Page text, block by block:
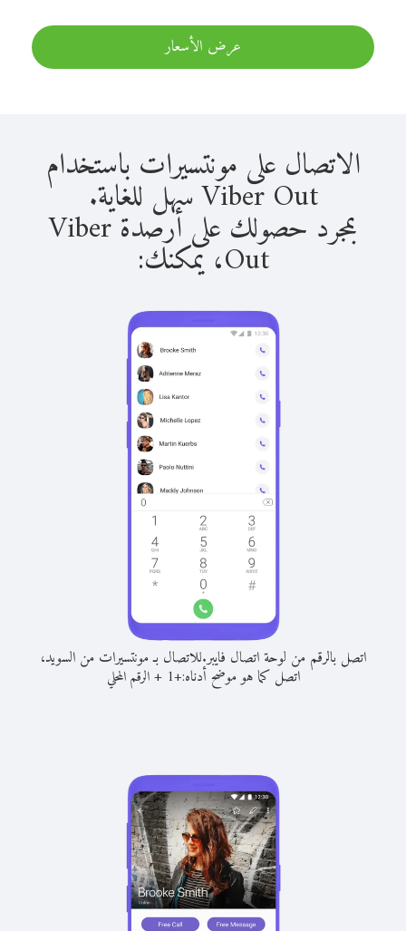
عرض الأسعار
الاتصال على مونتسيرات باستخدام
Viber Out سهل للغاية.
بمجرد حصولك على أرصدة Viber
Out، يمكنك:
اتصل بالرقم من لوحة اتصال فايبر.للاتصال بـ مونتسيرات من السويد،
اتصل كما هو موضح أدناه:+
1
+الرقم المحلي